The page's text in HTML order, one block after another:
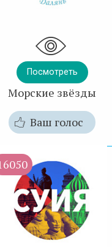
Посмотреть
Морские звёзды
Ваш голос